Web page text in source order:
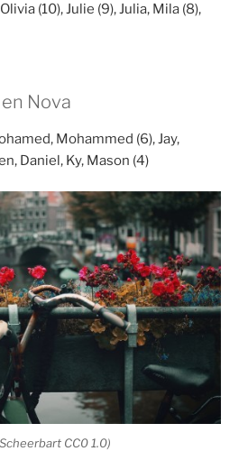
(10), Julie (9), Julia, Mila (8),
Nova
Mohammed (6), Jay,
Daniel, Ky, Mason (4)
CC0 1.0)